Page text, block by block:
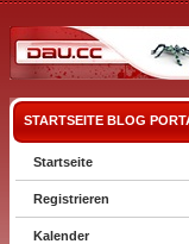
STARTSEITE BLOG
Startseite
Registrieren
Kalender